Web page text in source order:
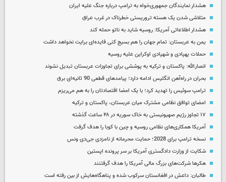
هشدار نمایندگان جمهوری‌خواه به ترامپ درباره جنگ علیه ایران
متلاشی شدن یک هسته تروریستی خطرناک در غرب عراق
هشدار اطلاعاتی آمریکا: روسیه شاید به ناتو حمله کند
یمن به عربستان: تمام جهان را هم بسیج کنی فایده‌ای برایت نخواهد داشت
حملات پهپادی و شهپادی اوکراین علیه روسیه
انصارالله: پاکستان و ترکیه به پوششی برای تجاوزات عربستان تبدیل نشوند
بحران در راه‌آهن انگلیس ادامه دارد؛ پیامدهای قطعی 90 ثانیه‌ای برق
ترامپ سوئیس را تهدید کرد؛ با یک امضا اقتصادتان را به هم می‌ریزم
امضای توافق نظامی مشترک میان عربستان، پاکستان و ترکیه
۱۷ تجاوز رژیم صهیونیستی به خاک سوریه در ۴۸ ساعت گذشته
آمریکا همکاری‌های نظامی روسیه و چین با کوبا را هدف گرفت
نسخه ترامپ برای 2028؛ حمایت محرمانه از نامزدی جی‌دی ونس
شکایت از وزارت دادگستری آمریکا بر سر پرونده اپستین
هکرها شرکت‌های بزرگ مالی آمریکا را هدف گرفتنند
طالبان: داعش در افغانستان سرکوب شده و پناهگاه‌هایش از بین رفته است